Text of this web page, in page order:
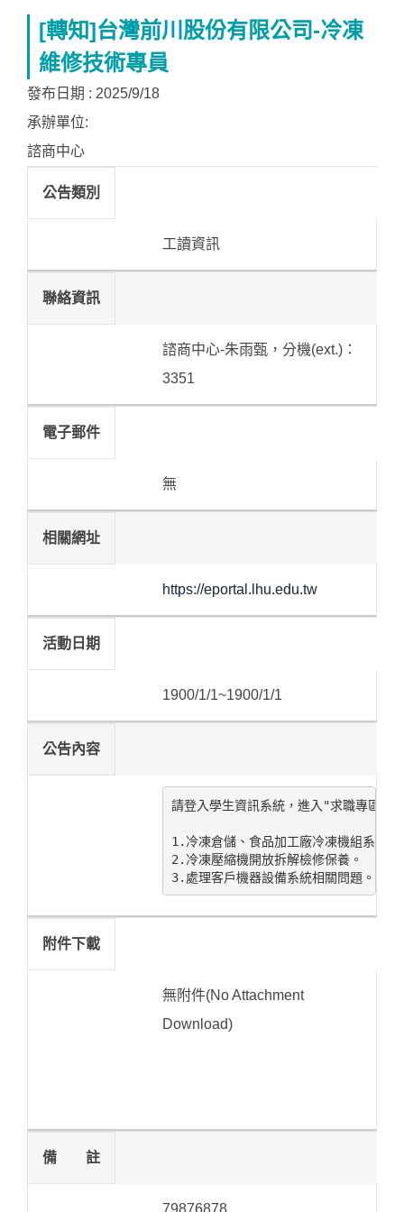
[轉知]台灣前川股份有限公司-冷凍
維修技術專員
發布日期 : 2025/9/18
承辦單位:
諮商中心
公告類別
工讀資訊
聯絡資訊
諮商中心-朱雨甄，分機(ext.)：
3351
電子郵件
無
相關網址
https://eportal.lhu.edu.tw
活動日期
1900/1/1~1900/1/1
公告內容
請登入學生資訊系統，進入"求職專區->
1.冷凍倉儲、食品加工廠冷凍機組系統維
2.冷凍壓縮機開放拆解檢修保養。
3.處理客戶機器設備系統相關問題。
附件下載
無附件(No Attachment
Download)
備 註
79876878